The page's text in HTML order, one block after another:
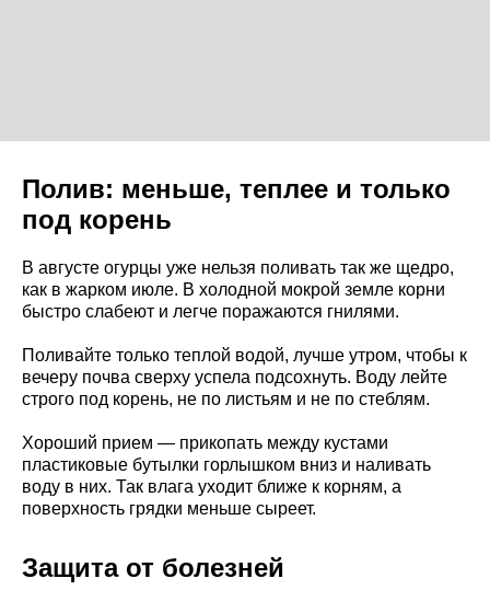
Полив: меньше, теплее и только
под корень
В августе огурцы уже нельзя поливать так же щедро,
как в жарком июле. В холодной мокрой земле корни
быстро слабеют и легче поражаются гнилями.
Поливайте только теплой водой, лучше утром, чтобы к
вечеру почва сверху успела подсохнуть. Воду лейте
строго под корень, не по листьям и не по стеблям.
Хороший прием — прикопать между кустами
пластиковые бутылки горлышком вниз и наливать
воду в них. Так влага уходит ближе к корням, а
поверхность грядки меньше сыреет.
Защита от болезней